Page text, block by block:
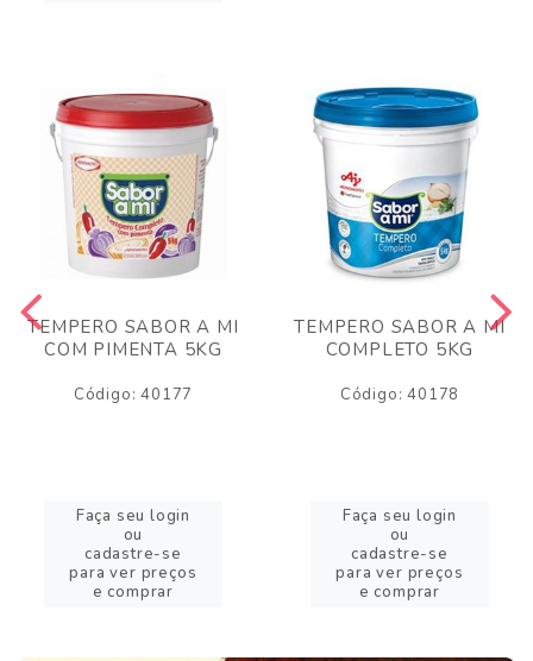
TEMPERO SABOR A MI
COM PIMENTA 5KG
Código: 40177
Faça seu login
ou
cadastre-se
para ver preços
e comprar
TEMPERO SABOR A MI
COMPLETO 5KG
Código: 40178
Faça seu login
ou
cadastre-se
para ver preços
e comprar